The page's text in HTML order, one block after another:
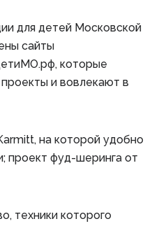
для детей Московской
сайты
которые
и вовлекают в
на которой удобно
проект фуд-шеринга от
техники которого